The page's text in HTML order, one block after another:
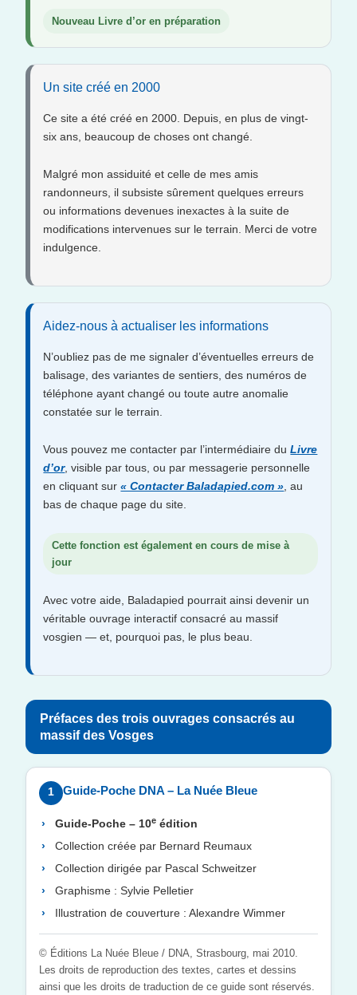
Nouveau Livre d’or en préparation
Un site créé en 2000
Ce site a été créé en 2000. Depuis, en plus de vingt-
six ans, beaucoup de choses ont changé.
Malgré mon assiduité et celle de mes amis
randonneurs, il subsiste sûrement quelques erreurs
ou informations devenues inexactes à la suite de
modifications intervenues sur le terrain. Merci de votre
indulgence.
Aidez-nous à actualiser les informations
N’oubliez pas de me signaler d’éventuelles erreurs de
balisage, des variantes de sentiers, des numéros de
téléphone ayant changé ou toute autre anomalie
constatée sur le terrain.
Vous pouvez me contacter par l’intermédiaire duLivre
d’or, visible par tous, ou par messagerie personnelle
en cliquant sur« Contacter Baladapied.com » , au
bas de chaque page du site.
Cette fonction est également en cours de mise à
jour
Avec votre aide, Baladapied pourrait ainsi devenir un
véritable ouvrage interactif consacré au massif
vosgien — et, pourquoi pas, le plus beau.
Préfaces des trois ouvrages consacrés au
massif des Vosges
1 Guide-Poche DNA – La Nuée Bleue
Guide-Poche – 10e édition
Collection créée par Bernard Reumaux
Collection dirigée par Pascal Schweitzer
Graphisme : Sylvie Pelletier
Illustration de couverture : Alexandre Wimmer
© Éditions La Nuée Bleue / DNA, Strasbourg, mai 2010.
Les droits de reproduction des textes, cartes et dessins
ainsi que les droits de traduction de ce guide sont réservés.